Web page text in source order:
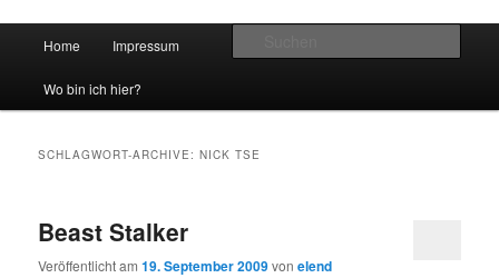
vidgames.de
Zum Inhalt wechseln
Zum sekundären Inhalt wechseln
Home Impressum
Wo bin ich hier?
SCHLAGWORT-ARCHIVE:NICK TSE
Beast Stalker
Veröffentlicht am19. September 2009vonelend